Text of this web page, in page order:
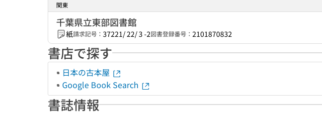
関東
千葉県立東部図書館
紙請求記号： 37221/ 22/ 3 -2図書登録番号： 2101870832
書店で探す
日本の古本屋
Google Book Search
書誌情報